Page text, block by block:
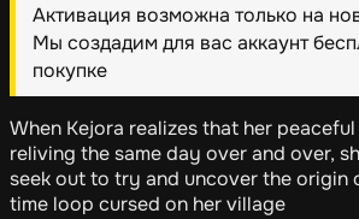
Активация возможна только на
Мы создадим для вас аккаунт
покупке
When Kejora realizes that her
reliving the same day over and over,
seek out to try and uncover the origin
time loop cursed on her village